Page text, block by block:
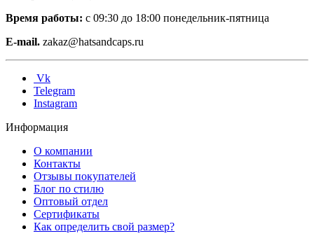
Время работы: с 09:30 до 18:00 понедельник-пятница
E-mail. zakaz@hatsandcaps.ru
Vk
Telegram
Instagram
Информация
О компании
Контакты
Отзывы покупателей
Блог по стилю
Оптовый отдел
Сертификаты
Как определить свой размер?